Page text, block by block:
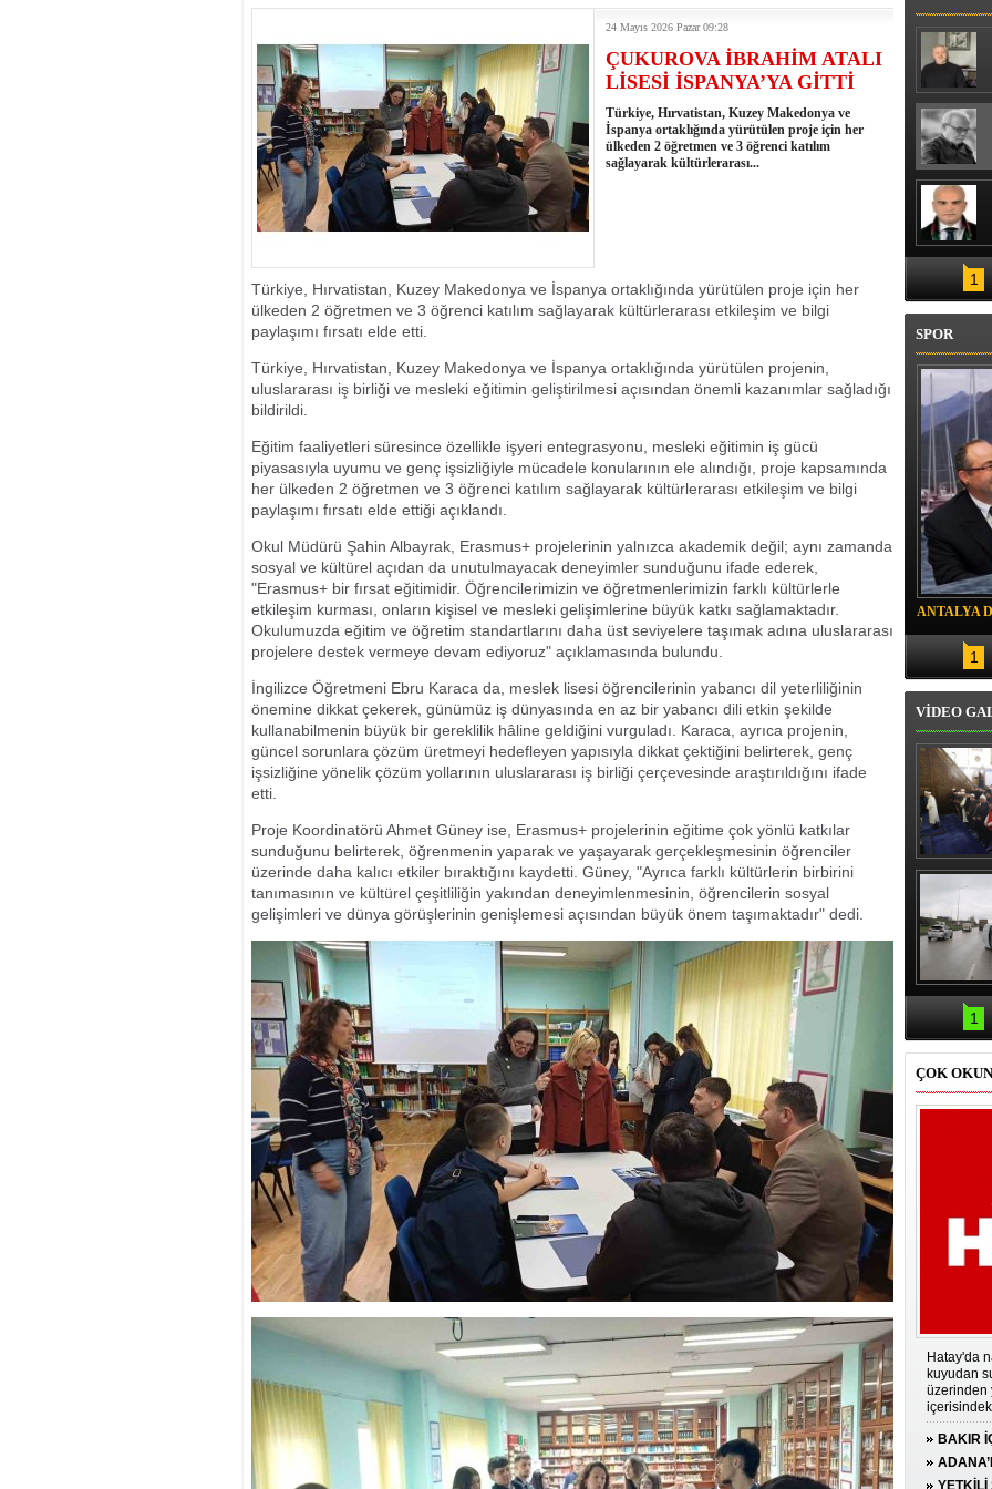
SONRA GELEN TAHLİYEYE TEPKİ
YÜZDÜLER HEM KARPUZ YEDİLER
24 Mayıs 2026 Pazar 09:28
ÇUKUROVA İBRAHİM ATALI
LİSESİ İSPANYA’YA GİTTİ
Türkiye, Hırvatistan, Kuzey Makedonya ve
İspanya ortaklığında yürütülen proje için her
ülkeden 2 öğretmen ve 3 öğrenci katılım
sağlayarak kültürlerarası...
Türkiye, Hırvatistan, Kuzey Makedonya ve İspanya ortaklığında yürütülen proje için her
ülkeden 2 öğretmen ve 3 öğrenci katılım sağlayarak kültürlerarası etkileşim ve bilgi
paylaşımı fırsatı elde etti.
Türkiye, Hırvatistan, Kuzey Makedonya ve İspanya ortaklığında yürütülen projenin,
uluslararası iş birliği ve mesleki eğitimin geliştirilmesi açısından önemli kazanımlar sağladığı
bildirildi.
Eğitim faaliyetleri süresince özellikle işyeri entegrasyonu, mesleki eğitimin iş gücü
piyasasıyla uyumu ve genç işsizliğiyle mücadele konularının ele alındığı, proje kapsamında
her ülkeden 2 öğretmen ve 3 öğrenci katılım sağlayarak kültürlerarası etkileşim ve bilgi
paylaşımı fırsatı elde ettiği açıklandı.
Okul Müdürü Şahin Albayrak, Erasmus+ projelerinin yalnızca akademik değil; aynı zamanda
sosyal ve kültürel açıdan da unutulmayacak deneyimler sunduğunu ifade ederek,
"Erasmus+ bir fırsat eğitimidir. Öğrencilerimizin ve öğretmenlerimizin farklı kültürlerle
etkileşim kurması, onların kişisel ve mesleki gelişimlerine büyük katkı sağlamaktadır.
Okulumuzda eğitim ve öğretim standartlarını daha üst seviyelere taşımak adına uluslararası
projelere destek vermeye devam ediyoruz" açıklamasında bulundu.
İngilizce Öğretmeni Ebru Karaca da, meslek lisesi öğrencilerinin yabancı dil yeterliliğinin
önemine dikkat çekerek, günümüz iş dünyasında en az bir yabancı dili etkin şekilde
kullanabilmenin büyük bir gereklilik hâline geldiğini vurguladı. Karaca, ayrıca projenin,
güncel sorunlara çözüm üretmeyi hedefleyen yapısıyla dikkat çektiğini belirterek, genç
işsizliğine yönelik çözüm yollarının uluslararası iş birliği çerçevesinde araştırıldığını ifade
etti.
Proje Koordinatörü Ahmet Güney ise, Erasmus+ projelerinin eğitime çok yönlü katkılar
sunduğunu belirterek, öğrenmenin yaparak ve yaşayarak gerçekleşmesinin öğrenciler
üzerinde daha kalıcı etkiler bıraktığını kaydetti. Güney, "Ayrıca farklı kültürlerin birbirini
tanımasının ve kültürel çeşitliliğin yakından deneyimlenmesinin, öğrencilerin sosyal
gelişimleri ve dünya görüşlerinin genişlemesi açısından büyük önem taşımaktadır" dedi.
1
SPOR
ANTALYA
DRON
1
VİDEO
Erbaş,
Veli
teravih
1
ÇOK
Hatay'da
kuyudan
üzerinden
BAKIR
HEDEF
YETKİLİ